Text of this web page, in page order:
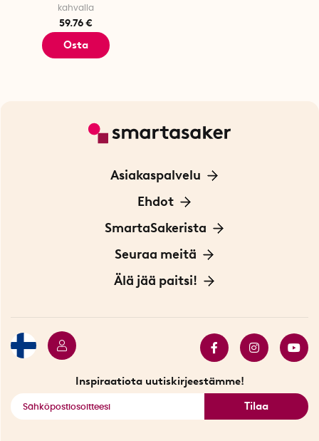
kahvalla
59.76 €
Osta
Asiakaspalvelu
Ota yhteyttä
Ehdot
Tietoa evästeistä
Yksityisyydensuoja
Sopimusehdot
SmartaSakerista
Meistä
Myymälä Tukholmassa
Seuraa meitä
Innovaattoriblogi
Älä jää paitsi!
Katso kaikki älykkäät tuotteet
Inspiraatiota uutiskirjeestämme!
Tilaa